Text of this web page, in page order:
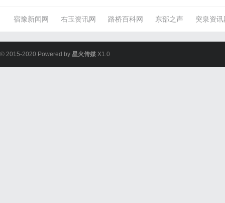
宿豫新闻网 右玉资讯网 路桥百科网 东部之声 突泉资讯
© 2015-2020 Powered by 星火传媒 X1.0